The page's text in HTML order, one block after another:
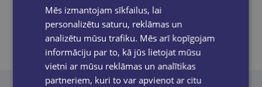
Dalies ar ierakstu
Mēs izmantojam sīkfailus, lai
personalizētu saturu, reklāmas un
analizētu mūsu trafiku. Mēs arī kopīgojam
informāciju par to, kā jūs lietojat mūsu
vietni ar mūsu reklāmas un analītikas
partneriem, kuri to var apvienot ar citu